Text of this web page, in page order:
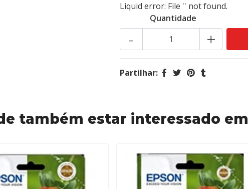
Liquid error: File '' not found.
Quantidade
+
-
Partilhar:
também estar interessado em